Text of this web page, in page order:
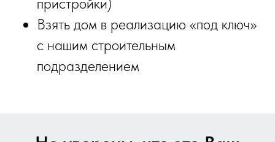
Взять дом в реализацию «под ключ»
с нашим строительным
подразделением